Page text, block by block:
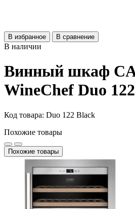
В избранное В сравнение
В наличии
Винный шкаф
WineChef Duo
Код товара: Duo 122 Black
Похожие товары
Похожие товары